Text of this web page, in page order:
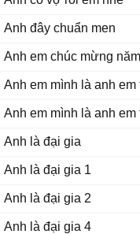
Anh đây chuẩn men
Anh em chúc mừng
Anh em mình là anh em
Anh em mình là anh em
Anh là đại gia
Anh là đại gia 1
Anh là đại gia 2
Anh là đại gia 4